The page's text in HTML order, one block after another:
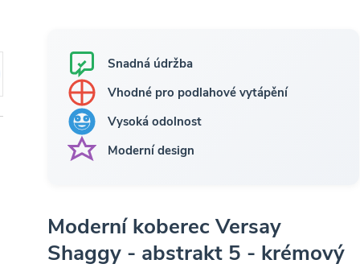
Snadná údržba
Vhodné pro podlahové vytápění
Vysoká odolnost
Moderní design
Moderní koberec Versay
Shaggy - abstrakt 5 - krémový